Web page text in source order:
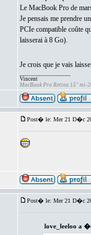
Le MacBook Pro de
Je pensais me prendre
PCIe compatible coûte
laisserai à 8 Go).
Je crois que je vais
Vincent
MacBook Pro Retina 15" mi-
Post� le: Mer 21 D�c
Post� le: Mer 21 D�c
love_leeloo a